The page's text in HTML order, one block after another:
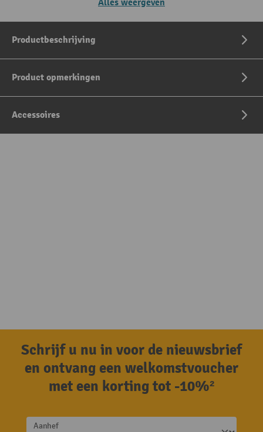
Alles weergeven
Productbeschrijving
Product opmerkingen
Accessoires
Schrijf u nu in voor de nieuwsbrief
en ontvang een welkomstvoucher
met een korting tot -10%²
Aanhef